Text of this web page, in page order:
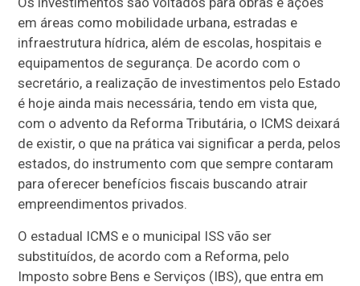
em áreas como mobilidade urbana, estradas e
infraestrutura hídrica, além de escolas, hospitais e
equipamentos de segurança. De acordo com o
secretário, a realização de investimentos pelo Estado
é hoje ainda mais necessária, tendo em vista que,
com o advento da Reforma Tributária, o ICMS deixará
de existir, o que na prática vai significar a perda, pelos
estados, do instrumento com que sempre contaram
para oferecer benefícios fiscais buscando atrair
empreendimentos privados.
O estadual ICMS e o municipal ISS vão ser
substituídos, de acordo com a Reforma, pelo
Imposto sobre Bens e Serviços (IBS), que entra em